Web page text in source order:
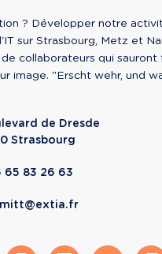
? Développer notre
sur Strasbourg, Metz et
collaborateurs qui
image. "Erscht wehr, und
de Dresde
Strasbourg
65 83 26 63